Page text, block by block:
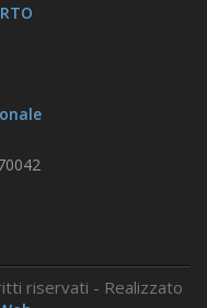
riservati - Realizzato